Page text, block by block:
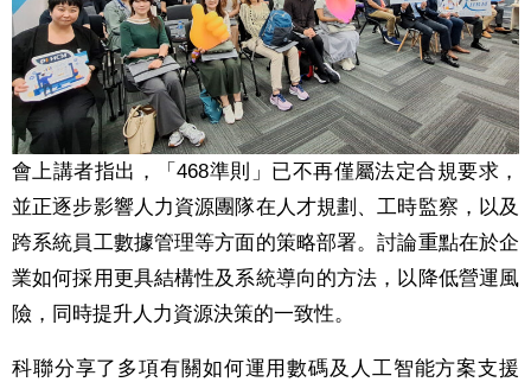
會上講者指出，「468準則」已不再僅屬法定合規要求，
並正逐步影響人力資源團隊在人才規劃、工時監察，以及
跨系統員工數據管理等方面的策略部署。討論重點在於企
業如何採用更具結構性及系統導向的方法，以降低營運風
險，同時提升人力資源決策的一致性。
科聯分享了多項有關如何運用數碼及人工智能方案支援